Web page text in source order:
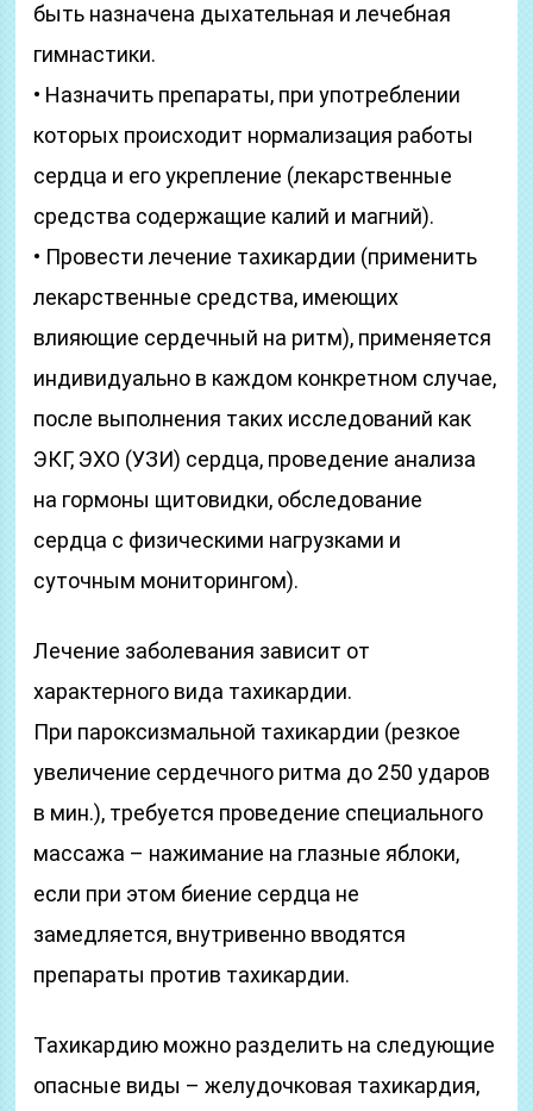
быть назначена дыхательная и лечебная
гимнастики.
• Назначить препараты, при употреблении
которых происходит нормализация работы
сердца и его укрепление (лекарственные
средства содержащие калий и магний).
• Провести лечение тахикардии (применить
лекарственные средства, имеющих
влияющие сердечный на ритм), применяется
индивидуально в каждом конкретном случае,
после выполнения таких исследований как
ЭКГ, ЭХО (УЗИ) сердца, проведение анализа
на гормоны щитовидки, обследование
сердца с физическими нагрузками и
суточным мониторингом).
Лечение заболевания зависит от
характерного вида тахикардии.
При пароксизмальной тахикардии (резкое
увеличение сердечного ритма до 250 ударов
в мин.), требуется проведение специального
массажа – нажимание на глазные яблоки,
если при этом биение сердца не
замедляется, внутривенно вводятся
препараты против тахикардии.
Тахикардию можно разделить на следующие
опасные виды – желудочковая тахикардия,